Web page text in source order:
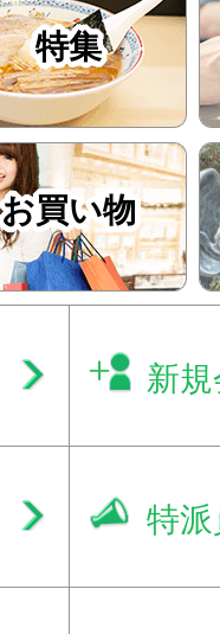
特集
お買い物
新
特